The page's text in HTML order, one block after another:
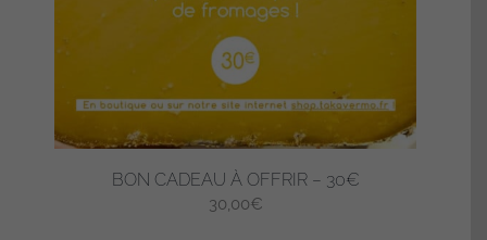
BON CADEAU À OFFRIR – 30€
30,00€